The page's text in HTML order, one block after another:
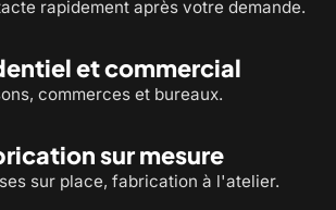
rapidement après votre demande.
et commercial
commerces et bureaux.
sur mesure
sur place, fabrication à l'atelier.